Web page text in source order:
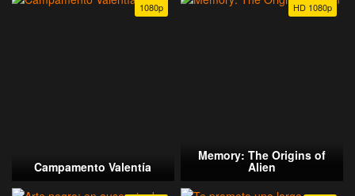
1080p
Campamento Valentía
HD 1080p
Memory: The Origins of
Alien